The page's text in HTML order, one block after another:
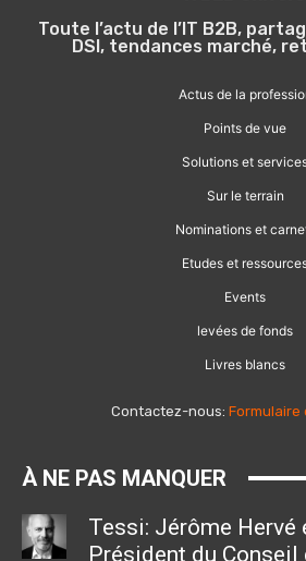
Toute l’actu de l’IT B2B,
DSI, tendances marché,
Actus de la
Points de vue
Solutions et
Sur le terrain
Nominations et
Etudes et
Events
levées de fonds
Livres blancs
Contactez-nous: Formulaire
À NE PAS MANQUER
Tessi: Jérôme Hervé
Président du Conseil